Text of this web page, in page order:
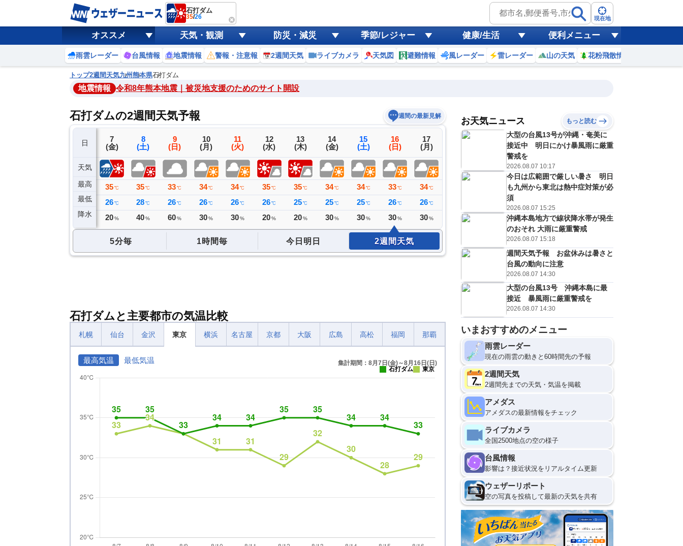
石打ダム
35/26 現在地
オススメ 天気・観測 防災・減災 季節/レジャー 健康/生活 便利メニュー
雨雲レーダー 台風情報 地震情報 警報・注意報 2週間天気 ライブカメラ 天気図 避難情報 風レーダー 雷レーダー 山の天気 花粉飛散情報
トップ2週間天気九州熊本県石打ダム
地震情報 令和8年熊本地震｜被災地支援のためのサイト開設
石打ダムの2週間天気予報 週間の最新見解
日
天気
最高
最低
降水
6
(木)
36℃
27℃
ミリ
7
(金)
35 ℃
26 ℃
20 %
8
(土)
35 ℃
28 ℃
40 %
9
(日)
33 ℃
26 ℃
60 %
10
(月)
34℃
26 ℃
30 %
11
(火)
34℃
26℃
30%
12
(水)
35℃
26℃
20%
13
(木)
35℃
25℃
20%
14
(金)
34℃
25℃
30%
15
(土)
34 ℃
25 ℃
30 %
16
(日)
33 ℃
26 ℃
30 %
17
(月)
34 ℃
26 ℃
30 %
18
%
20
(木)
D
35℃
30%
21
(金)
C
35 ℃
20%
予報の
信頼度
B
C
D
5分毎 1時間毎 今日明日 2週間天気
石打ダムと主要都市の気温比較
札幌 仙台 金沢 東京 横浜 名古屋 京都 大阪 広島 高松 福岡 那覇
最高気温 最低気温
集計期間：8月7日(金)～8月16日(日)
石打ダム
東京
お天気ニュース もっと読む
大型の台風13号が沖縄・奄美に
接近中 明日にかけ暴風雨に厳重
警戒を
2026.08.07 10:17
今日は広範囲で厳しい暑さ 明日
も九州から東北は熱中症対策が必
須
2026.08.07 15:25
沖縄本島地方で線状降水帯が発生
のおそれ 大雨に厳重警戒
2026.08.07 15:18
週間天気予報 お盆休みは暑さと
台風の動向に注意
2026.08.07 14:30
大型の台風13号 沖縄本島に最
接近 暴風雨に厳重警戒を
2026.08.07 14:30
いまおすすめのメニュー
雨雲レーダー
現在の雨雲の動きと60時間先の予報
2週間天気
2週間先までの天気・気温を掲載
アメダス
アメダスの最新情報をチェック
ライブカメラ
全国2500地点の空の様子
台風情報
影響は？接近状況をリアルタイム更新
ウェザーリポート
空の写真を投稿して最新の天気を共有